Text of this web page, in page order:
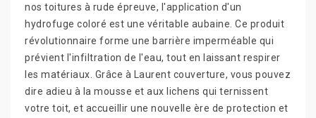
nos toitures à rude épreuve, l'application d'un
hydrofuge coloré est une véritable aubaine. Ce produit
révolutionnaire forme une barrière imperméable qui
prévient l'infiltration de l'eau, tout en laissant respirer
les matériaux. Grâce à Laurent couverture, vous pouvez
dire adieu à la mousse et aux lichens qui ternissent
votre toit, et accueillir une nouvelle ère de protection et